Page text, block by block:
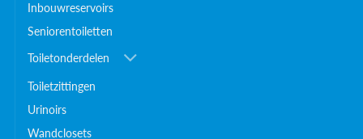
Inbouwreservoirs
Seniorentoiletten
Toiletonderdelen
Toiletzittingen
Urinoirs
Wandclosets